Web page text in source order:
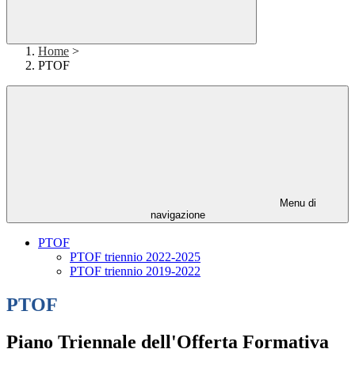
Home >
PTOF
Menu di
navigazione
PTOF
PTOF triennio 2022-2025
PTOF triennio 2019-2022
PTOF
Piano Triennale dell'Offerta Formativa